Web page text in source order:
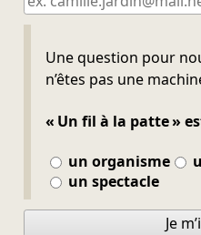
Une question pour
n’êtes pas une
« Un fil à la patte »
un organisme
un spectacle
Ne pas remplir
Je